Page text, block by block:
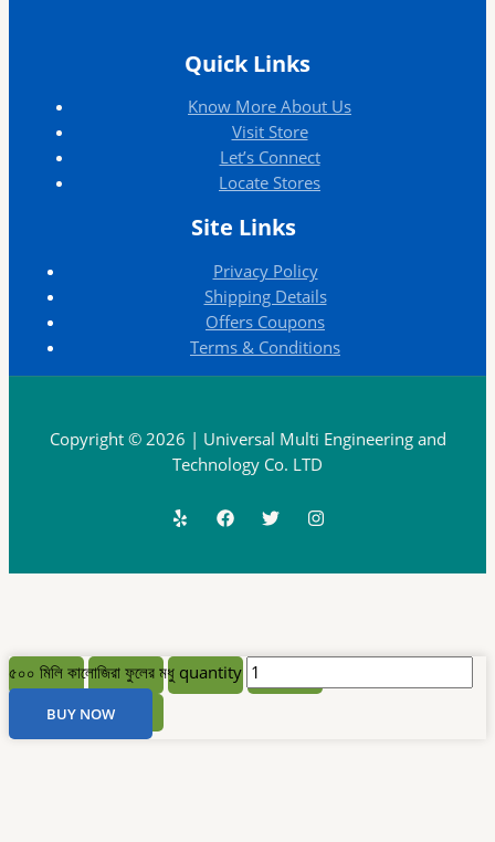
Quick Links
Know More About Us
Visit Store
Let’s Connect
Locate Stores
Site Links
Privacy Policy
Shipping Details
Offers Coupons
Terms & Conditions
Copyright © 2026 | Universal Multi Engineering and
Technology Co. LTD
৫০০ মিলি কালোজিরা ফুলের মধু quantity
BUY NOW